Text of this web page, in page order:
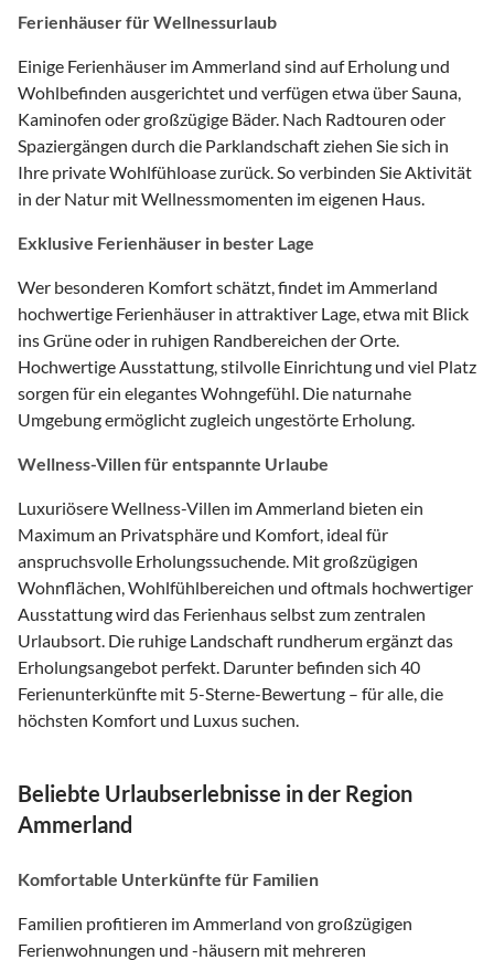
Ferienhäuser für Wellnessurlaub
Einige Ferienhäuser im Ammerland sind auf Erholung und
Wohlbefinden ausgerichtet und verfügen etwa über Sauna,
Kaminofen oder großzügige Bäder. Nach Radtouren oder
Spaziergängen durch die Parklandschaft ziehen Sie sich in
Ihre private Wohlfühloase zurück. So verbinden Sie Aktivität
in der Natur mit Wellnessmomenten im eigenen Haus.
Exklusive Ferienhäuser in bester Lage
Wer besonderen Komfort schätzt, findet im Ammerland
hochwertige Ferienhäuser in attraktiver Lage, etwa mit Blick
ins Grüne oder in ruhigen Randbereichen der Orte.
Hochwertige Ausstattung, stilvolle Einrichtung und viel Platz
sorgen für ein elegantes Wohngefühl. Die naturnahe
Umgebung ermöglicht zugleich ungestörte Erholung.
Wellness-Villen für entspannte Urlaube
Luxuriösere Wellness-Villen im Ammerland bieten ein
Maximum an Privatsphäre und Komfort, ideal für
anspruchsvolle Erholungssuchende. Mit großzügigen
Wohnflächen, Wohlfühlbereichen und oftmals hochwertiger
Ausstattung wird das Ferienhaus selbst zum zentralen
Urlaubsort. Die ruhige Landschaft rundherum ergänzt das
Erholungsangebot perfekt. Darunter befinden sich 40
Ferienunterkünfte mit 5-Sterne-Bewertung – für alle, die
höchsten Komfort und Luxus suchen.
Beliebte Urlaubserlebnisse in der Region
Ammerland
Komfortable Unterkünfte für Familien
Familien profitieren im Ammerland von großzügigen
Ferienwohnungen und -häusern mit mehreren